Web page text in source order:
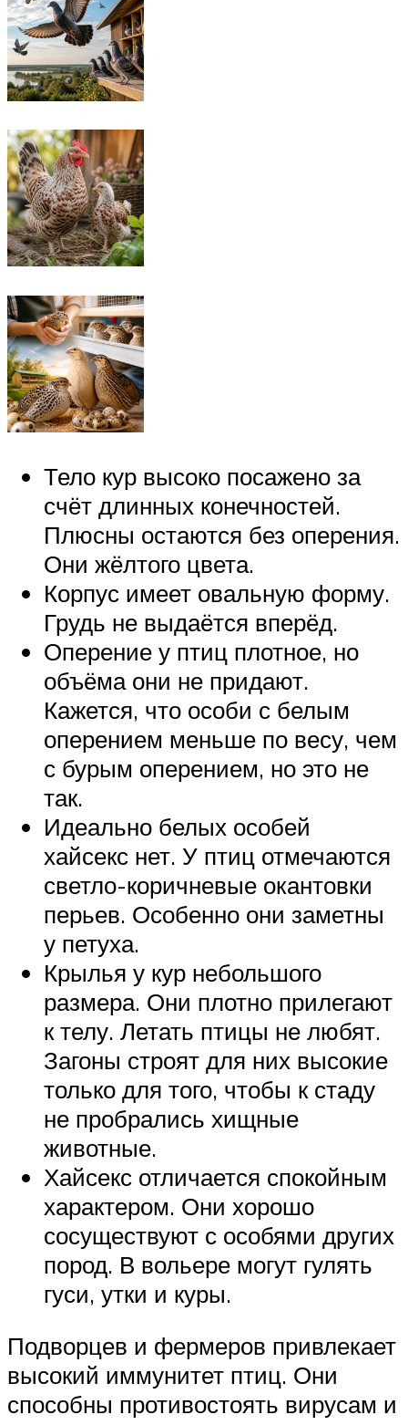
Тело кур высоко посажено за
счёт длинных конечностей.
Плюсны остаются без оперения.
Они жёлтого цвета.
Корпус имеет овальную форму.
Грудь не выдаётся вперёд.
Оперение у птиц плотное, но
объёма они не придают.
Кажется, что особи с белым
оперением меньше по весу, чем
с бурым оперением, но это не
так.
Идеально белых особей
хайсекс нет. У птиц отмечаются
светло-коричневые окантовки
перьев. Особенно они заметны
у петуха.
Крылья у кур небольшого
размера. Они плотно прилегают
к телу. Летать птицы не любят.
Загоны строят для них высокие
только для того, чтобы к стаду
не пробрались хищные
животные.
Хайсекс отличается спокойным
характером. Они хорошо
сосуществуют с особями других
пород. В вольере могут гулять
гуси, утки и куры.
Подворцев и фермеров привлекает
высокий иммунитет птиц. Они
способны противостоять вирусам и